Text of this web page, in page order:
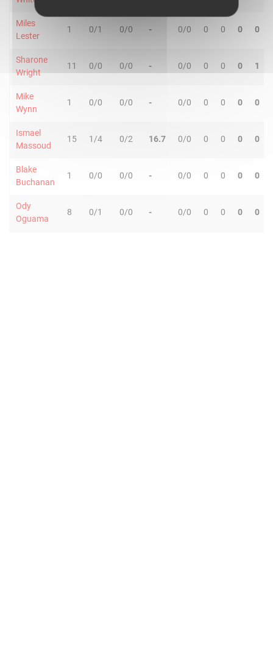
Miles
Lester
1 0/1 0/0 - 0/0 0 0 0 0
Sharone
Wright
11 0/0 0/0 - 0/0 0 0 0 1
Mike
Wynn
1 0/0 0/0 - 0/0 0 0 0 0
Ismael
Massoud
15 1/4 0/2 16.7 0/0 0 0 0 0
Blake
Buchanan
1 0/0 0/0 - 0/0 0 0 0 0
Ody
Oguama
8 0/1 0/0 - 0/0 0 0 0 0